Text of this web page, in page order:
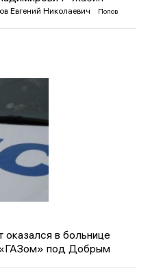
Евгений Николаевич
Попов
в больнице
«ГАЗом» под Добрым